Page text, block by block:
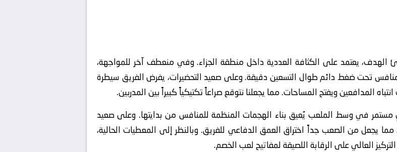
الهدف، يعتمد على الكثافة العددية داخل منطقة الجزاء. وفي منعطف آخر للمواجهة،
تحت ضغط دائم طوال التسعين دقيقة. وعلى صعيد التحضيرات، يفرض الفريق سيطرة
المدافعين ويفتح المساحات. مما يجعلنا نتوقع صراعاً تكتيكياً كبيراً بين المدربين.
في وسط الملعب يُعيق بناء الهجمات المنظمة للمنافس من بدايتها. وعلى صعيد
مما يجعل من الصعب جداً اختراق العمق الدفاعي للفريق. وبالنظر إلى المعطيات الحالية،
العالي على الرقابة اللصيقة لمفاتيح لعب الخصم.